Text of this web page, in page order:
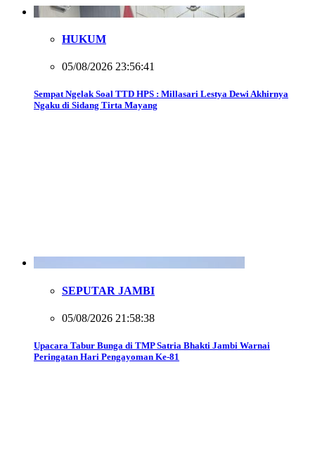
HUKUM
05/08/2026 23:56:41
Sempat Ngelak Soal TTD HPS : Millasari Lestya Dewi Akhirnya
Ngaku di Sidang Tirta Mayang
SEPUTAR JAMBI
05/08/2026 21:58:38
Upacara Tabur Bunga di TMP Satria Bhakti Jambi Warnai
Peringatan Hari Pengayoman Ke-81